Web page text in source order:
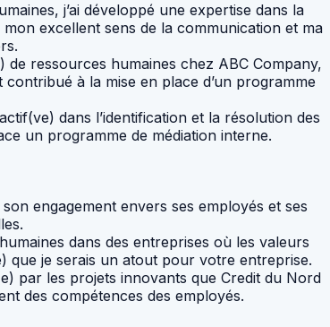
j’ai développé une expertise dans la
excellent sens de la communication et ma
de ressources humaines chez ABC Company,
à la mise en place d’un programme
dans l’identification et la résolution des
un programme de médiation interne.
engagement envers ses employés et ses
dans des entreprises où les valeurs
que je serais un atout pour votre entreprise.
par les projets innovants que Credit du Nord
des compétences des employés.